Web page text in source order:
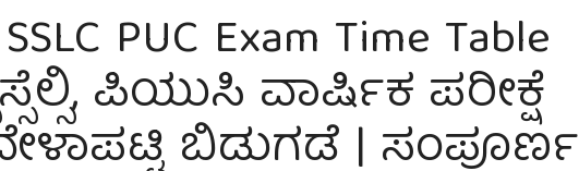
PUC Exam Time Table
ಪಿಯುಸಿ ವಾರ್ಷಿಕ ಪರೀಕ್ಷೆ
ಬಿಡುಗಡೆ | ಸಂಪೂರ್ಣ